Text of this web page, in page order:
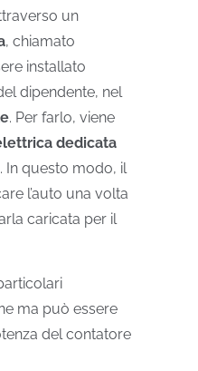
un
, chiamato
installato
dipendente, nel
. Per farlo, viene
dedicata
In questo modo, il
l’auto una volta
caricata per il
ma può essere
del contatore